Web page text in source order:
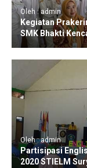
Oleh : admin
Kegiatan
SMK Bhakti
Oleh : admin
Partisipasi
2020 STIELM